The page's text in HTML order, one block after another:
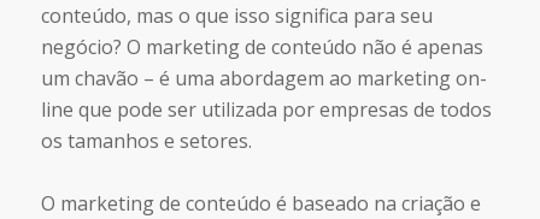
conteúdo, mas o que isso significa para seu
negócio? O marketing de conteúdo não é apenas
um chavão – é uma abordagem ao marketing on-
line que pode ser utilizada por empresas de todos
os tamanhos e setores.
O marketing de conteúdo é baseado na criação e